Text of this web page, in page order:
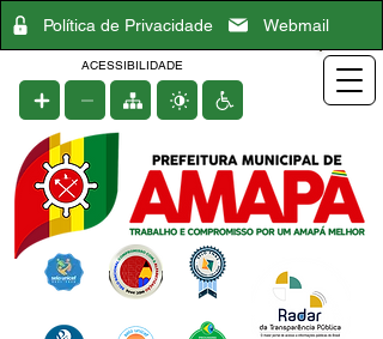
Política de Privacidade Webmail
ACESSIBILIDADE